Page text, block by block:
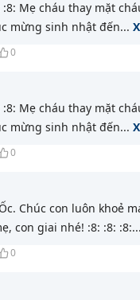
Mẹ cháu thay mặt
mừng sinh nhật đến...
0
Mẹ cháu thay mặt
mừng sinh nhật đến...
0
Chúc con luôn khoẻ
con giai nhé! :8: :8: :8:...
0